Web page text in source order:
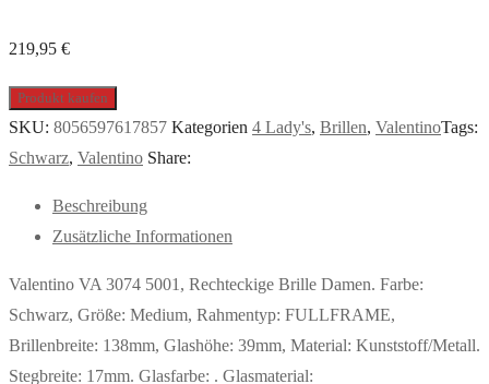
219,95 €
Produkt kaufen
SKU: 8056597617857 Kategorien 4 Lady's, Brillen, ValentinoTags:
Schwarz, Valentino Share:
Beschreibung
Zusätzliche Informationen
Valentino VA 3074 5001, Rechteckige Brille Damen. Farbe:
Schwarz, Größe: Medium, Rahmentyp: FULLFRAME,
Brillenbreite: 138mm, Glashöhe: 39mm, Material: Kunststoff/Metall.
Stegbreite: 17mm. Glasfarbe: . Glasmaterial: